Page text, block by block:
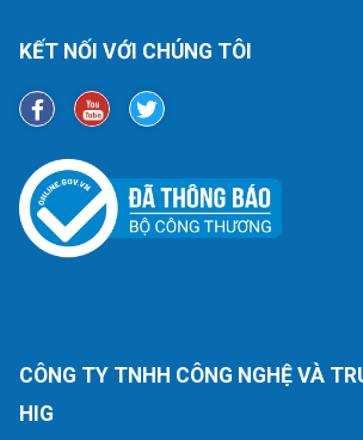
KẾT NỐI VỚI CHÚNG TÔI
CÔNG TY TNHH CÔNG NGHỆ VÀ
HIG